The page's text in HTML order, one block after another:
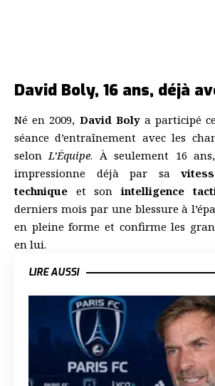
David Boly, 16 ans, déjà
Né en 2009, David Bolya participé
séance d’entraînement avec les
selonL’Équipe. À seulement 16
impressionne déjà par sa
technique et sonintelligence
derniers mois par une blessure à
en pleine forme et confirme les
en lui.
LIRE AUSSI